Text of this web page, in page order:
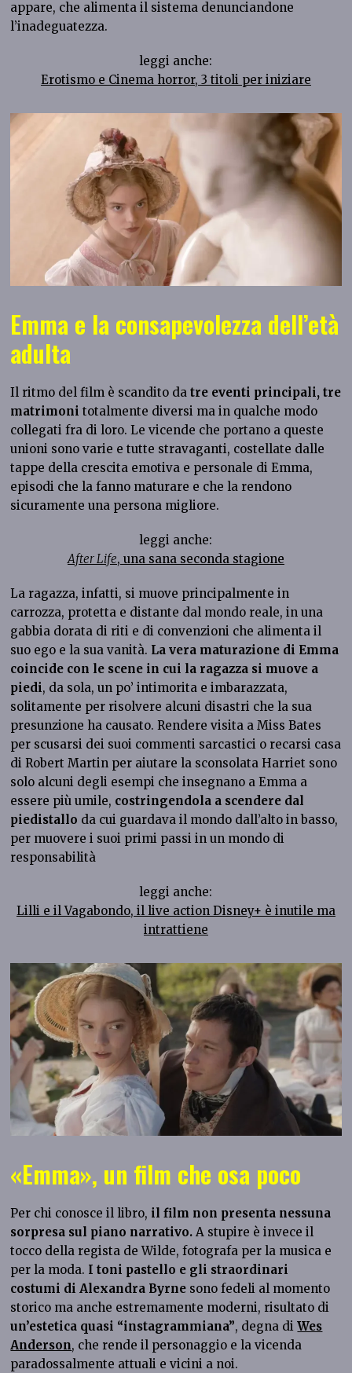
appare, che alimenta il sistema denunciandone
l’inadeguatezza.
leggi anche:
Erotismo e Cinema horror, 3 titoli per iniziare
Emma e la consapevolezza dell’età
adulta
Il ritmo del film è scandito datre eventi principali, tre
matrimonitotalmente diversi ma in qualche modo
collegati fra di loro. Le vicende che portano a queste
unioni sono varie e tutte stravaganti, costellate dalle
tappe della crescita emotiva e personale di Emma,
episodi che la fanno maturare e che la rendono
sicuramente una persona migliore.
leggi anche:
After Life, una sana seconda stagione
La ragazza, infatti, si muove principalmente in
carrozza, protetta e distante dal mondo reale, in una
gabbia dorata di riti e di convenzioni che alimenta il
suo ego e la sua vanità. La vera maturazione di Emma
coincide con le scene in cui la ragazza si muove a
piedi, da sola, un po’ intimorita e imbarazzata,
solitamente per risolvere alcuni disastri che la sua
presunzione ha causato. Rendere visita a Miss Bates
per scusarsi dei suoi commenti sarcastici o recarsi casa
di Robert Martin per aiutare la sconsolata Harriet sono
solo alcuni degli esempi che insegnano a Emma a
essere più umile, costringendola a scendere dal
piedistallo da cui guardava il mondo dall’alto in basso,
per muovere i suoi primi passi in un mondo di
responsabilità
leggi anche:
Lilli e il Vagabondo, il live action Disney+ è inutile ma
intrattiene
«Emma», un film che osa poco
Per chi conosce il libro, il film non presenta nessuna
sorpresa sul piano narrativo. A stupire è invece il
tocco della regista de Wilde, fotografa per la musica e
per la moda. I toni pastello e gli straordinari
costumi di Alexandra Byrne sono fedeli al momento
storico ma anche estremamente moderni, risultato di
un’estetica quasi “instagrammiana”, degna diWes
Anderson, che rende il personaggio e la vicenda
paradossalmente attuali e vicini a noi.